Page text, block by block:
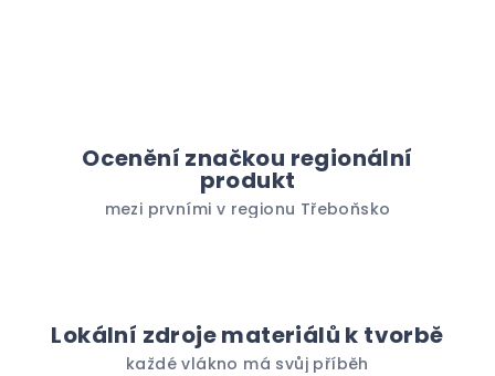
Ocenění značkou regionální
produkt
mezi prvními v regionu Třeboňsko
Lokální zdroje materiálů k tvorbě
každé vlákno má svůj příběh